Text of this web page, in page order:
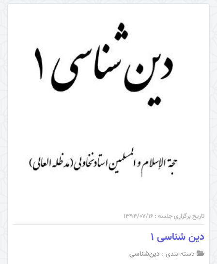
تاریخ برگزاری جلسه : ۱۳۹۴/۰۷/۱۶
دین شناسی 1
دسته بندی : دین‌شناسی